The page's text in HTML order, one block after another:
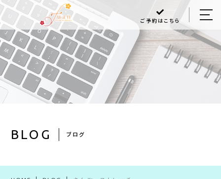
ご予約はこちら
BLOG ブログ
HOME
ABOUT US
MENU
Q＆A